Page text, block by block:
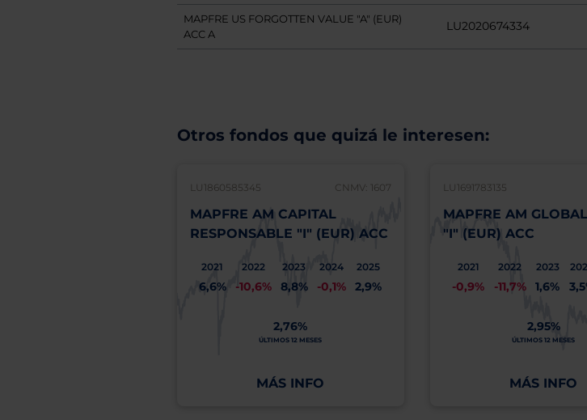
MAPFRE US FORGOTTEN VALUE "A" (EUR)
ACC A
LU2020674334
Otros fondos que quizá le interesen:
LU1860585345 CNMV: 1607
MAPFRE AM CAPITAL
RESPONSABLE "I" (EUR) ACC
2021
6,6%
2022
-10,6%
2023
8,8%
2024
-0,1%
2025
2,9%
2,76%
ÚLTIMOS 12 MESES
MÁS INFO
LU1691783135
MAPFRE AM
"I" (EUR) ACC
2021
-0,9%
2022
-11,7%
2023
1,6%
2,95%
ÚLTIMOS 12 MESES
MÁS INFO